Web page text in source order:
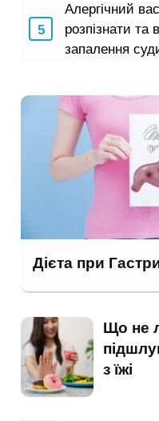
Алергічний
розпізнати та
запалення
Дієта при
Що не
з їжі